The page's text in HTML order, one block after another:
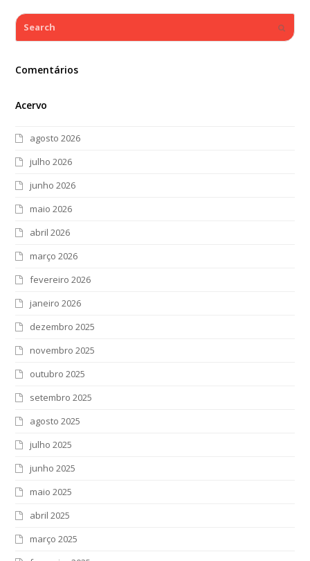
Search
Comentários
Acervo
agosto 2026
julho 2026
junho 2026
maio 2026
abril 2026
março 2026
fevereiro 2026
janeiro 2026
dezembro 2025
novembro 2025
outubro 2025
setembro 2025
agosto 2025
julho 2025
junho 2025
maio 2025
abril 2025
março 2025